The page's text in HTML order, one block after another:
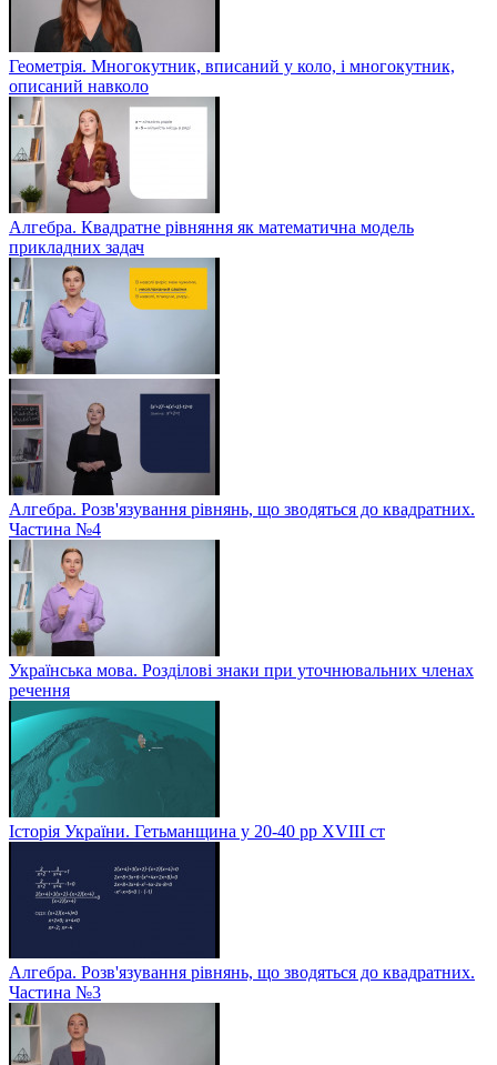
Геометрія. Многокутник, вписаний у коло, і многокутник,
описаний навколо
Алгебра. Квадратне рівняння як математична модель
прикладних задач
Алгебра. Розв'язування рівнянь, що зводяться до квадратних.
Частина №4
Українська мова. Розділові знаки при уточнювальних членах
речення
Історія України. Гетьманщина у 20-40 рр ХVIIІ ст
Алгебра. Розв'язування рівнянь, що зводяться до квадратних.
Частина №3